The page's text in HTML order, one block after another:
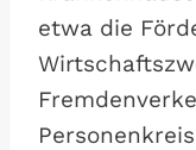
etwa die